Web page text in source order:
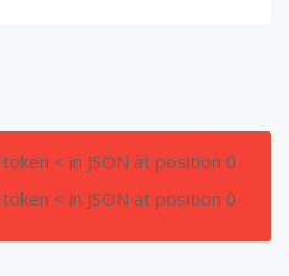
< in JSON at position 0
< in JSON at position 0